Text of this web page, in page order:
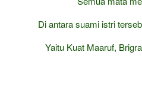
Di antara suami istri
Yaitu Kuat Maaruf,